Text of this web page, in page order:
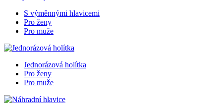
S výměnnými hlavicemi
Pro ženy
Pro muže
Jednorázová holítka
Pro ženy
Pro muže